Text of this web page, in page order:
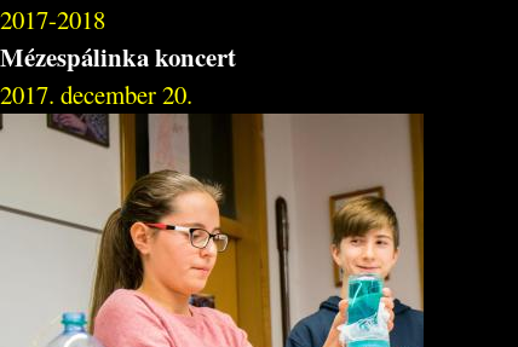
2017-2018
Mézespálinka koncert
2017. december 20.